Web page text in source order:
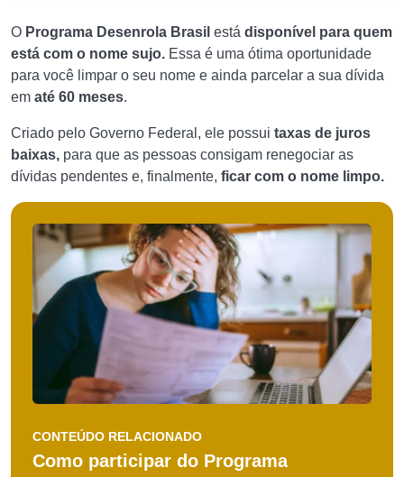
O Programa Desenrola Brasil está disponível para quem
está com o nome sujo. Essa é uma ótima oportunidade
para você limpar o seu nome e ainda parcelar a sua dívida
em até 60 meses.
Criado pelo Governo Federal, ele possui taxas de juros
baixas, para que as pessoas consigam renegociar as
dívidas pendentes e, finalmente, ficar com o nome limpo.
CONTEÚDO RELACIONADO
Como participar do Programa